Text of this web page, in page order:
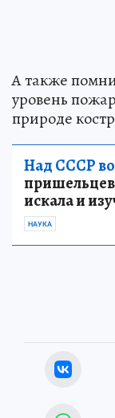
А также
уровень
природе
Над СССР
искала и
НАУКА